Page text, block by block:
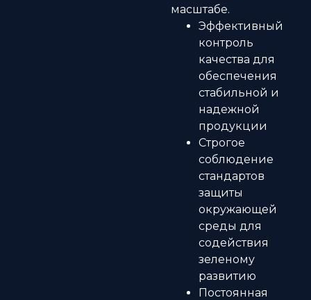
масштабе.
Эффективный
контроль
качества для
обеспечения
стабильной и
надежной
продукции
Строгое
соблюдение
стандартов
защиты
окружающей
среды для
содействия
зеленому
развитию
Постоянная